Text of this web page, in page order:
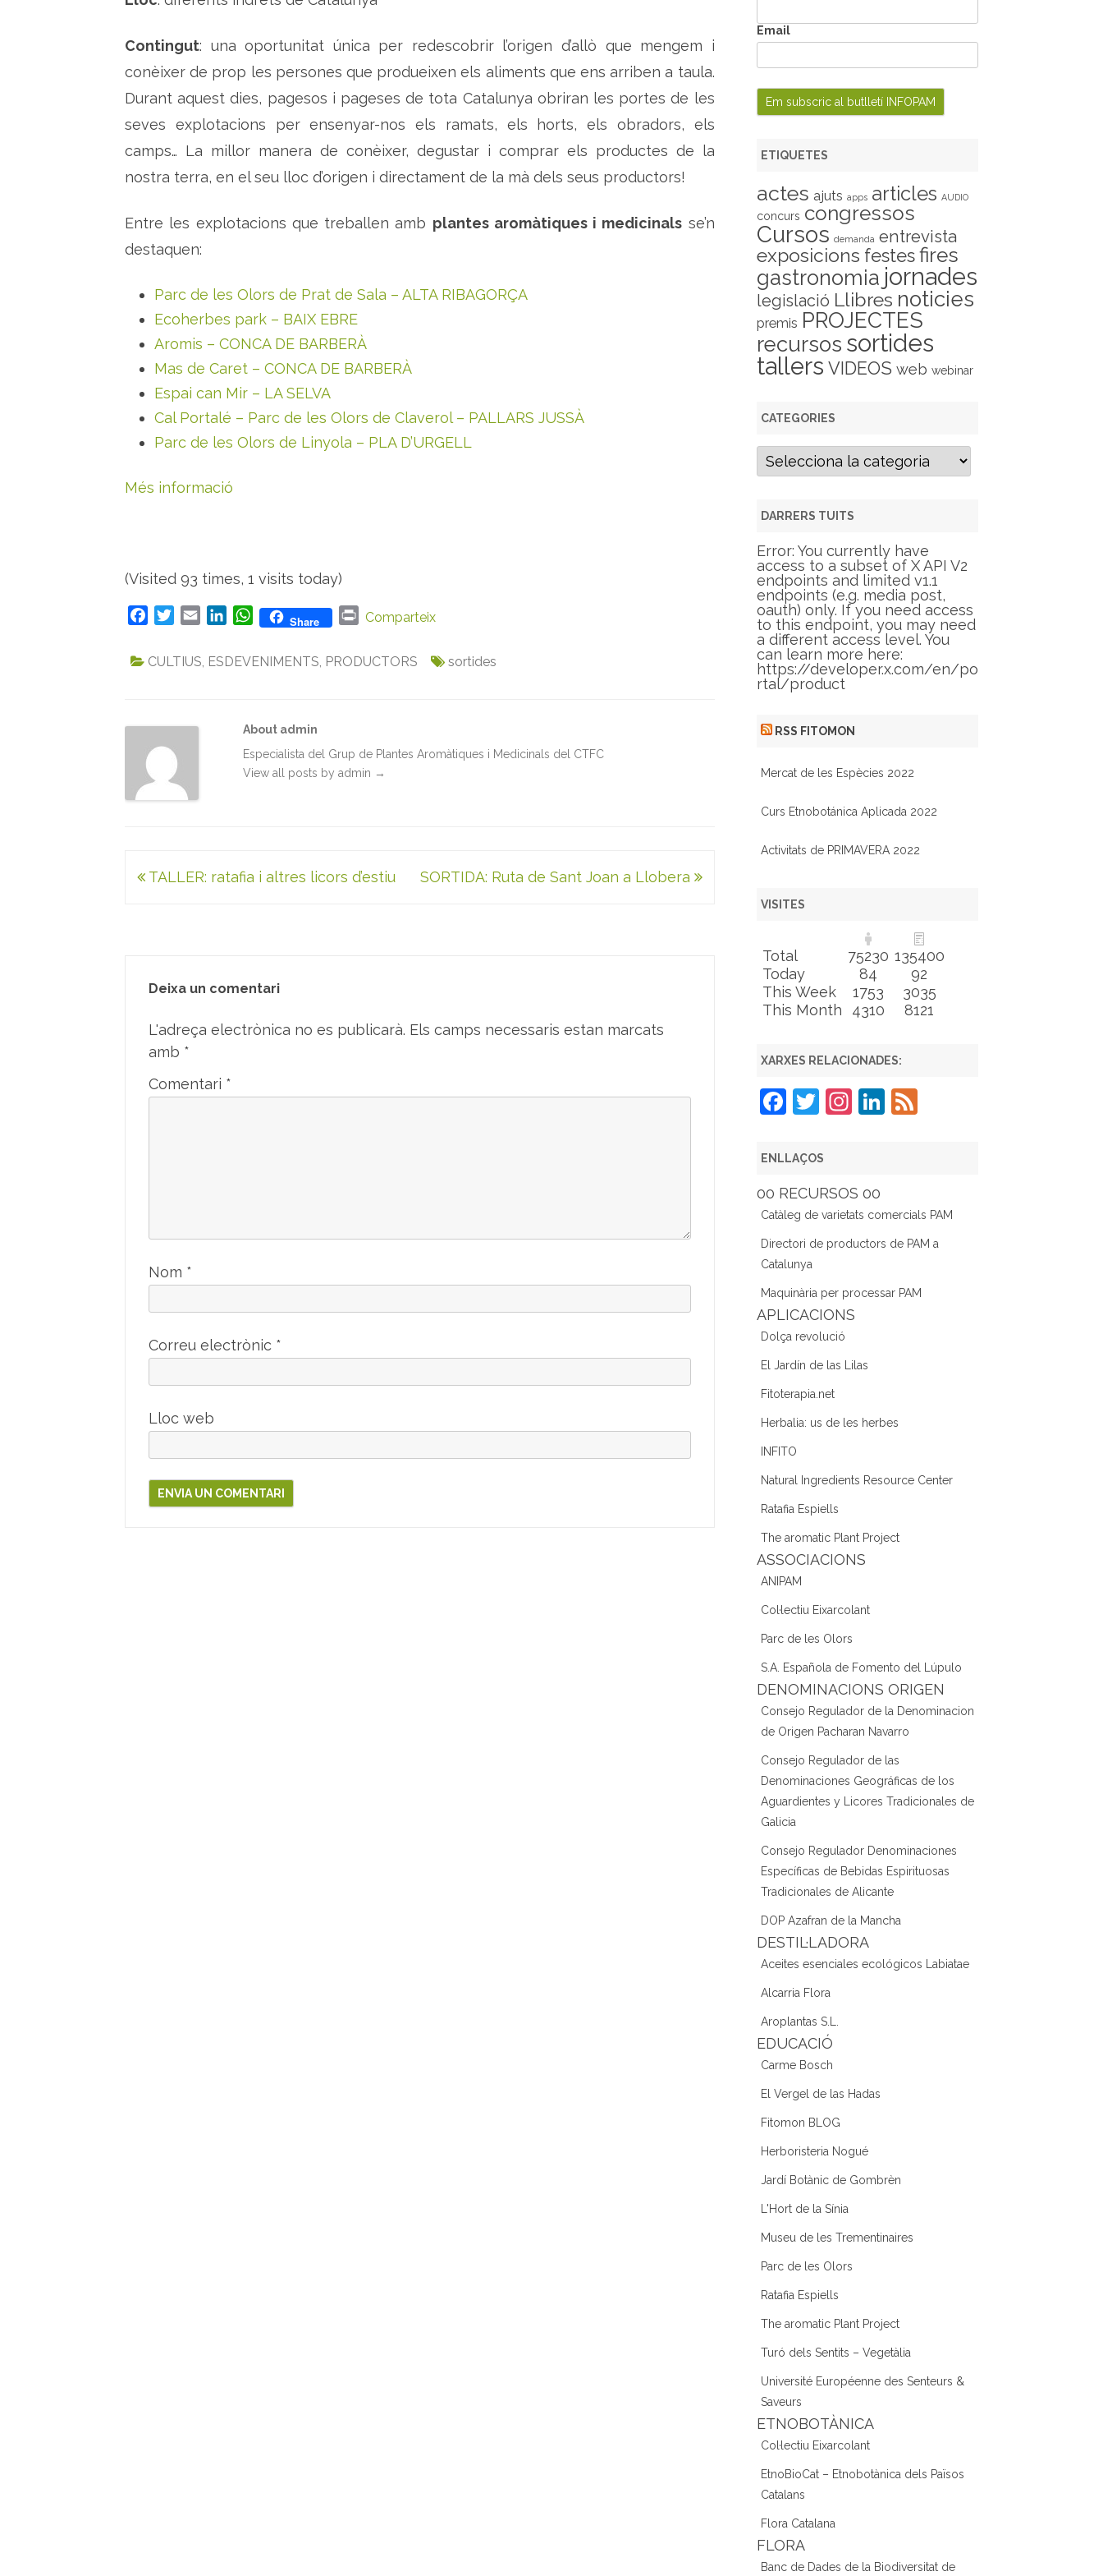
l
v
i
d
p
g
è
s
Contingut: una oportunitat única per redescobrir l’origen d’allò que mengem i
conèixer de prop les persones que produeixen els aliments que ens arriben a taula.
Durant aquest dies, pagesos i pageses de tota Catalunya obriran les portes de les
seves explotacions per ensenyar-nos els ramats, els horts, els obradors, els
camps… La millor manera de conèixer, degustar i comprar els productes de la
nostra terra, en el seu lloc d’origen i directament de la mà dels seus productors!
Entre les explotacions que treballen amb plantes aromàtiques i medicinals se’n
destaquen:
Parc de les Olors de Prat de Sala – ALTA RIBAGORÇA
Ecoherbes park – BAIX EBRE
Aromis – CONCA DE BARBERÀ
Mas de Caret – CONCA DE BARBERÀ
Espai can Mir – LA SELVA
Cal Portalé – Parc de les Olors de Claverol – PALLARS JUSSÀ
Parc de les Olors de Linyola – PLA D’URGELL
Més informació
(Visited 93 times, 1 visits today)
c
k
i
a
n
W
a
p
p
Share
P
i
Comparteix
CULTIUS, ESDEVENIMENTS, PRODUCTORS sortides
About admin
Especialista del Grup de Plantes Aromàtiques i Medicinals del CTFC
View all posts by admin →
Navegació
TALLER: ratafia i altres licors d’estiu SORTIDA: Ruta de Sant Joan a Llobera
Deixa un comentari
L'adreça electrònica no es publicarà. Els camps necessaris estan marcats
amb *
Comentari *
Nom *
Correu electrònic *
Lloc web
Email
ETIQUETES
actes ajuts apps articles AUDIO
concurs congressos
Cursos demanda entrevista
exposicions festes fires
gastronomia jornades
legislació Llibres noticies
premis PROJECTES
recursos sortides
tallers VIDEOS web webinar
CATEGORIES
C
g
r
i
e
s
DARRERS TUITS
Error: You currently have
access to a subset of X API V2
endpoints and limited v1.1
endpoints (e.g. media post,
oauth) only. If you need access
to this endpoint, you may need
a different access level. You
can learn more here:
https://developer.x.com/en/po
rtal/product
RSS FITOMON
Mercat de les Espècies 2022
Curs Etnobotánica Aplicada 2022
Activitats de PRIMAVERA 2022
VISITES
Total 75230 135400
Today
84
92
This Week
1753
3035
This Month
4310 8121
XARXES RELACIONADES:
F
c
e
b
o
o
k
T
itt
er
In
gr
a
m
Li
dI
n
F
ENLLAÇOS
00 RECURSOS 00
Catàleg de varietats comercials PAM
Directori de productors de PAM a
Catalunya
Maquinària per processar PAM
APLICACIONS
Dolça revolució
El Jardín de las Lilas
Fitoterapia.net
Herbalia: us de les herbes
INFITO
Natural Ingredients Resource Center
Ratafia Espiells
The aromatic Plant Project
ASSOCIACIONS
ANIPAM
Col·lectiu Eixarcolant
Parc de les Olors
S.A. Española de Fomento del Lúpulo
DENOMINACIONS ORIGEN
Consejo Regulador de la Denominacion
de Origen Pacharan Navarro
Consejo Regulador de las
Denominaciones Geográficas de los
Aguardientes y Licores Tradicionales de
Galicia
Consejo Regulador Denominaciones
Específicas de Bebidas Espirituosas
Tradicionales de Alicante
DOP Azafran de la Mancha
DESTIL·LADORA
Aceites esenciales ecológicos Labiatae
Alcarria Flora
Aroplantas S.L.
EDUCACIÓ
Carme Bosch
El Vergel de las Hadas
Fitomon BLOG
Herboristeria Nogué
Jardí Botànic de Gombrèn
L'Hort de la Sínia
Museu de les Trementinaires
Parc de les Olors
Ratafia Espiells
The aromatic Plant Project
Turó dels Sentits – Vegetàlia
Université Européenne des Senteurs &
Saveurs
ETNOBOTÀNICA
Col·lectiu Eixarcolant
EtnoBioCat – Etnobotànica dels Països
Catalans
Flora Catalana
FLORA
Banc de Dades de la Biodiversitat de